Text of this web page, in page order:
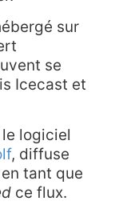
sur
se
Icecast et
logiciel
, diffuse
tant que
ce flux.